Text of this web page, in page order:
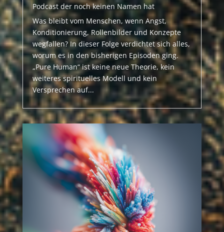
Podcast der noch keinen Namen hat
Was bleibt vom Menschen, wenn Angst,
Konditionierung, Rollenbilder und Konzepte
wegfallen? In dieser Folge verdichtet sich alles,
worum es in den bisherigen Episoden ging.
„Pure Human“ ist keine neue Theorie, kein
weiteres spirituelles Modell und kein
Versprechen auf...